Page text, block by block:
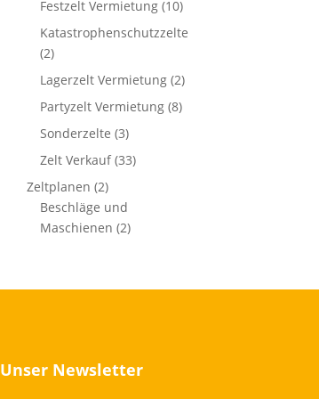
Festzelt Vermietung (10)
Katastrophenschutzzelte
(2)
Lagerzelt Vermietung (2)
Partyzelt Vermietung (8)
Sonderzelte (3)
Zelt Verkauf (33)
Zeltplanen (2)
Beschläge und
Maschienen (2)
Unser Newsletter